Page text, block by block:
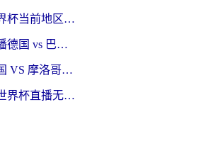
在加拿大看抖音世界杯当前地区不可播放？海外党体育观赛终极指南
在海外看世界杯直播德国 vs 巴拉圭当前IP受限制？这篇指南帮你轻松解决地区限制
在国外看世界杯法国 VS 摩洛哥仅限中国大陆？别让地域限制拦下你的欢呼
在澳大利亚看抖音世界杯直播无法播放？海外党体育观赛终极指南来了！